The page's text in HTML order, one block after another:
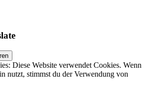
Diese Website verwendet Cookies. Wenn
nutzt, stimmst du der Verwendung von